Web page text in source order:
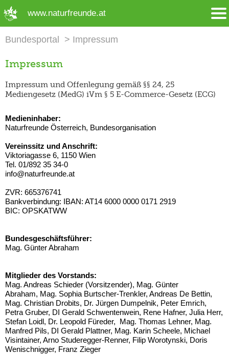
www.naturfreunde.at
Bundesportal Impressum
Impressum
Impressum und Offenlegung gemäß §§ 24, 25
Mediengesetz (MedG) iVm § 5 E-Commerce-Gesetz (ECG)
Medieninhaber:
Naturfreunde Österreich, Bundesorganisation
Vereinssitz und Anschrift:
Viktoriagasse 6, 1150 Wien
Tel. 01/892 35 34-0
info@naturfreunde.at
ZVR: 665376741
Bankverbindung: IBAN: AT14 6000 0000 0171 2919
BIC: OPSKATWW
Bundesgeschäftsführer:
Mag. Günter Abraham
Mitglieder des Vorstands:
Mag. Andreas Schieder (Vorsitzender), Mag. Günter
Abraham, Mag. Sophia Burtscher-Trenkler, Andreas De Bettin,
Mag. Christian Drobits, Dr. Jürgen Dumpelnik, Peter Emrich,
Petra Gruber, DI Gerald Schwentenwein, Rene Hafner, Julia Herr,
Stefan Loidl, Dr. Leopold Füreder, Mag. Thomas Lehner, Mag.
Manfred Pils, DI Gerald Plattner, Mag. Karin Scheele, Michael
Visintainer, Arno Studeregger-Renner, Filip Worotynski, Doris
Wenischnigger, Franz Zieger